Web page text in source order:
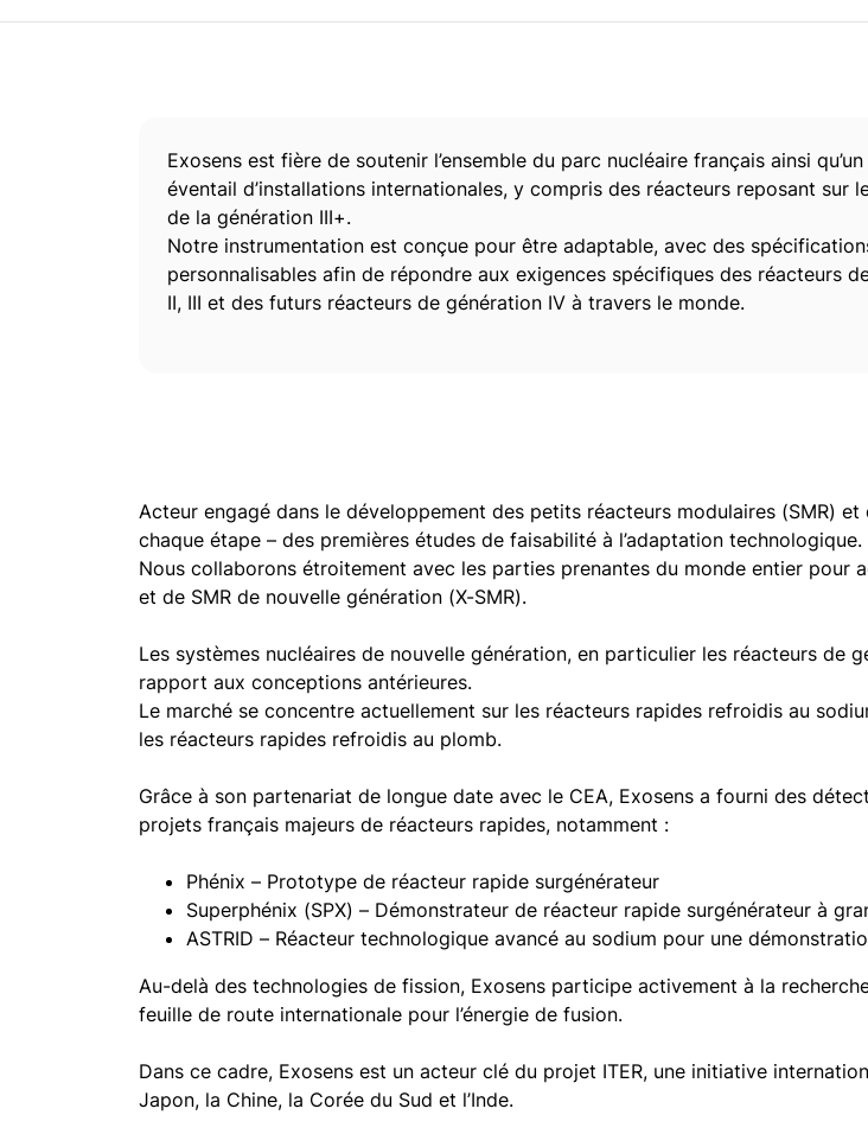
Exosens est fière de soutenir l’ensemble du parc nucléaire français ainsi
éventail d’installations internationales, y compris des réacteurs reposant sur
de la génération III+.
Notre instrumentation est conçue pour être adaptable, avec des
personnalisables afin de répondre aux exigences spécifiques des réacteurs
II, III et des futurs réacteurs de génération IV à travers le monde.
Acteur engagé dans le développement des petits réacteurs modulaires (SMR)
chaque étape – des premières études de faisabilité à l’adaptation technologique.
Nous collaborons étroitement avec les parties prenantes du monde entier pour
et de SMR de nouvelle génération (X-SMR).
Les systèmes nucléaires de nouvelle génération, en particulier les réacteurs de
rapport aux conceptions antérieures.
Le marché se concentre actuellement sur les réacteurs rapides refroidis au
les réacteurs rapides refroidis au plomb.
Grâce à son partenariat de longue date avec le CEA, Exosens a fourni des
projets français majeurs de réacteurs rapides, notamment :
Phénix – Prototype de réacteur rapide surgénérateur
Superphénix (SPX) – Démonstrateur de réacteur rapide surgénérateur à
ASTRID – Réacteur technologique avancé au sodium pour une
Au-delà des technologies de fission, Exosens participe activement à la
feuille de route internationale pour l’énergie de fusion.
Dans ce cadre, Exosens est un acteur clé du projet ITER, une initiative
Japon, la Chine, la Corée du Sud et l’Inde.